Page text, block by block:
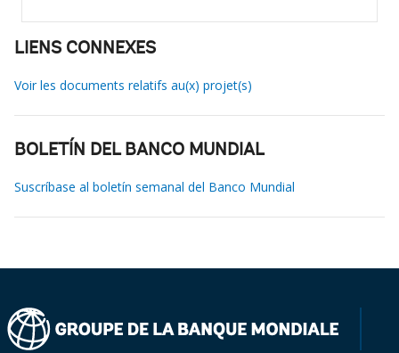
LIENS CONNEXES
Voir les documents relatifs au(x) projet(s)
BOLETÍN DEL BANCO MUNDIAL
Suscríbase al boletín semanal del Banco Mundial